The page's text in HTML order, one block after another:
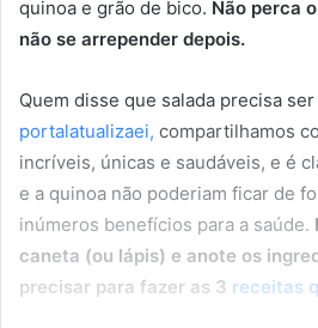
quinoa e grão de bico. Não perca
não se arrepender depois.
Quem disse que salada precisa
portalatualizaei, compartilhamos
incríveis, únicas e saudáveis, e é
e a quinoa não poderiam ficar de
inúmeros benefícios para a saúde.
caneta (ou lápis) e anote os
precisar para fazer as 3 receitas